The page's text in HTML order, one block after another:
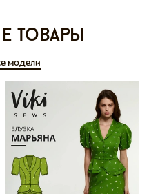
товары
модели